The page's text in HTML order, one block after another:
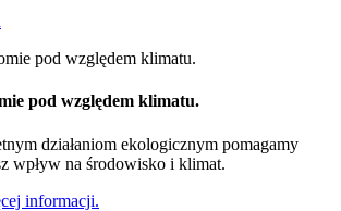
pod względem klimatu.
działaniom ekologicznym pomagamy
wpływ na środowisko i klimat.
informacji.